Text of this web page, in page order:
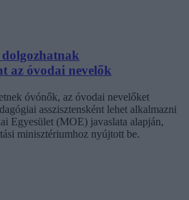
dolgozhatnak
az óvodai nevelők
óvónők, az óvodai nevelőket
asszisztensként lehet alkalmazni
Egyesület (MOE) javaslata alapján,
minisztériumhoz nyújtott be.